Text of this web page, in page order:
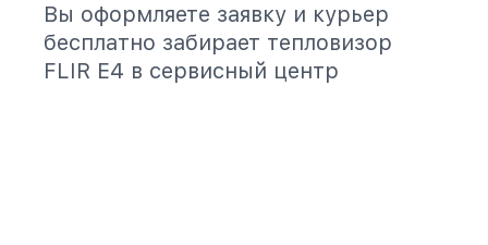
Вы оформляете заявку и курьер
бесплатно забирает тепловизор
FLIR E4 в сервисный центр